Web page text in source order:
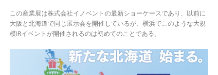
この産業展は株式会社イノベントの最新ショーケースであり、以前に
大阪と北海道で同じ展示会を開催しているが、横浜でこのような大規
模IRイベントが開催されるのは初めてのことである。